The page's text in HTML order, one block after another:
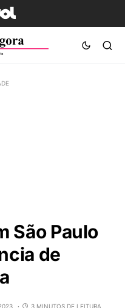
São Paulo
de
3 MINUTOS DE LEITURA